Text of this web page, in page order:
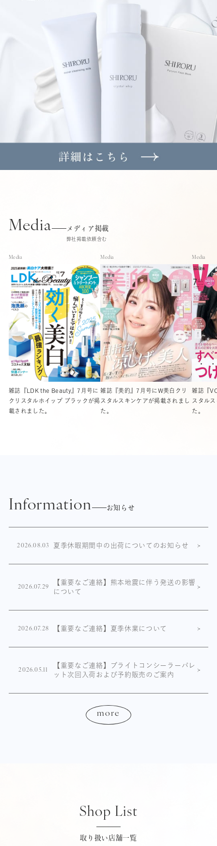
Media メディア掲載
弊社掲載依頼含む
Media
雑誌『LDK the Beauty』7月号に
クリスタルホイップ ブラックが掲
載されました。
Media
雑誌『美的』7月号にW美白クリ
スタルスキンケアが掲載されまし
た。
Media
雑誌『
スタル
た。
Information お知らせ
2026.08.03 夏季休暇期間中の出荷についてのお知らせ
2026.07.29
【重要なご連絡】熊本地震に伴う発送の影響
について
2026.07.28 【重要なご連絡】夏季休業について
2026.05.11
【重要なご連絡】ブライトコンシーラーパレ
ット次回入荷および予約販売のご案内
more
Shop List
取り扱い店舗一覧